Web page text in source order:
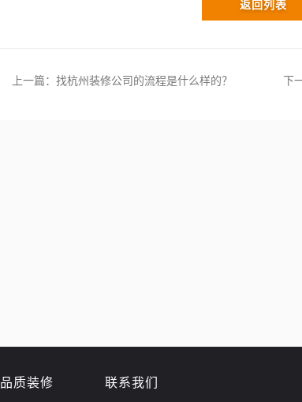
返回列表
上一篇：找杭州装修公司的流程是什么样的？ 下
品质装修 联系我们